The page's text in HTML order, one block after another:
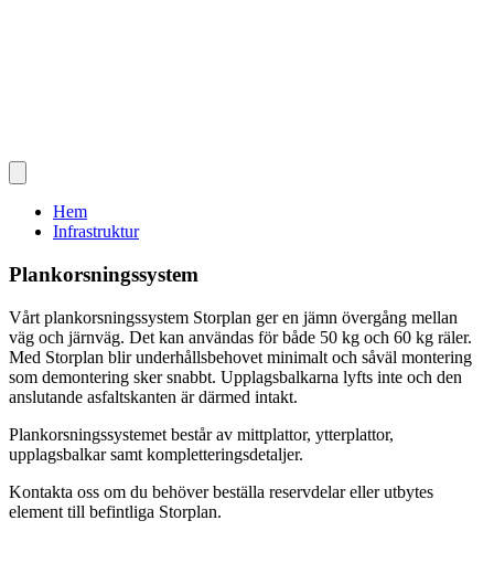
Hem
Infrastruktur
Plankorsningssystem
Vårt plankorsningssystem Storplan ger en jämn övergång mellan
väg och järnväg. Det kan användas för både 50 kg och 60 kg räler.
Med Storplan blir underhållsbehovet minimalt och såväl montering
som demontering sker snabbt. Upplagsbalkarna lyfts inte och den
anslutande asfaltskanten är därmed intakt.
Plankorsningssystemet består av mittplattor, ytterplattor,
upplagsbalkar samt kompletteringsdetaljer.
Kontakta oss om du behöver beställa reservdelar eller utbytes
element till befintliga Storplan.